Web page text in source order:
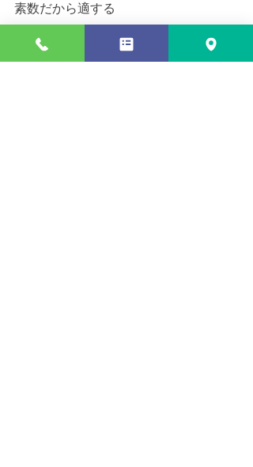
素数だから適する
（ｎ－13）が１で（ｎ－７）が素数に
なるとき